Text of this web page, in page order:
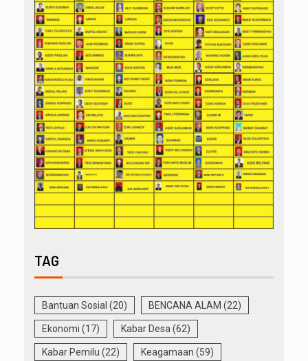
TAG
Bantuan Sosial (20) BENCANA ALAM (22)
Ekonomi (17) Kabar Desa (62)
Kabar Pemilu (22) Keagamaan (59)